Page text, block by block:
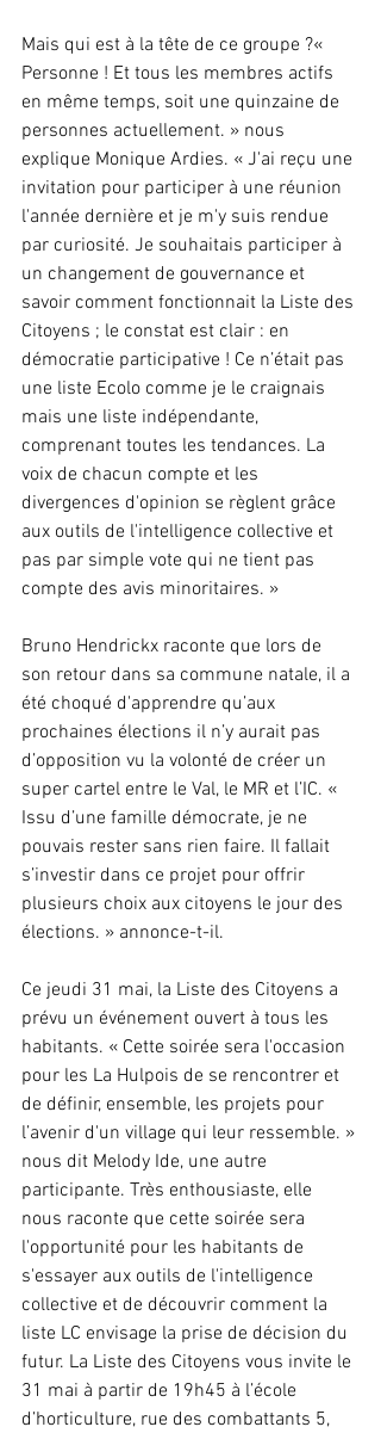
Mais qui est à la tête de ce groupe ?«
Personne ! Et tous les membres actifs
en même temps, soit une quinzaine de
personnes actuellement. » nous
explique Monique Ardies. « J'ai reçu une
invitation pour participer à une réunion
l'année dernière et je m'y suis rendue
par curiosité. Je souhaitais participer à
un changement de gouvernance et
savoir comment fonctionnait la Liste des
Citoyens ; le constat est clair : en
démocratie participative ! Ce n’était pas
une liste Ecolo comme je le craignais
mais une liste indépendante,
comprenant toutes les tendances. La
voix de chacun compte et les
divergences d'opinion se règlent grâce
aux outils de l'intelligence collective et
pas par simple vote qui ne tient pas
compte des avis minoritaires. »
Bruno Hendrickx raconte que lors de
son retour dans sa commune natale, il a
été choqué d'apprendre qu’aux
prochaines élections il n’y aurait pas
d’opposition vu la volonté de créer un
super cartel entre le Val, le MR et l’IC. «
Issu d’une famille démocrate, je ne
pouvais rester sans rien faire. Il fallait
s’investir dans ce projet pour offrir
plusieurs choix aux citoyens le jour des
élections. » annonce-t-il.
Ce jeudi 31 mai, la Liste des Citoyens a
prévu un événement ouvert à tous les
habitants. « Cette soirée sera l'occasion
pour les La Hulpois de se rencontrer et
de définir, ensemble, les projets pour
l’avenir d'un village qui leur ressemble. »
nous dit Melody Ide, une autre
participante. Très enthousiaste, elle
nous raconte que cette soirée sera
l'opportunité pour les habitants de
s'essayer aux outils de l'intelligence
collective et de découvrir comment la
liste LC envisage la prise de décision du
futur. La Liste des Citoyens vous invite le
31 mai à partir de 19h45 à l’école
d’horticulture, rue des combattants 5,